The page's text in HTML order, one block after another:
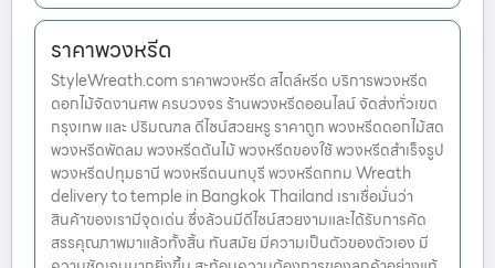
ราคาพวงหรีด
StyleWreath.com ราคาพวงหรีด สไตล์หรีด บริการพวงหรีด
ดอกไม้จัดงานศพ ครบวงจร ร้านพวงหรีดออนไลน์ จัดส่งทั่วเขต
กรุงเทพ และ ปริมณฑล ดีไซน์สวยหรู ราคาถูก พวงหรีดดอกไม้สด
พวงหรีดพัดลม พวงหรีดต้นไม้ พวงหรีดของใช้ พวงหรีดสำเร็จรูป
พวงหรีดปทุมธานี พวงหรีดนนทบุรี พวงหรีดกทม Wreath
delivery to temple in Bangkok Thailand เราเชื่อมั่นว่า
สินค้าของเรามีจุดเด่น ซึ่งล้วนมีดีไซน์สวยงามและได้รับการคัด
สรรคุณภาพมาแล้วทั้งสิ้น ทันสมัย มีความเป็นตัวของตัวเอง มี